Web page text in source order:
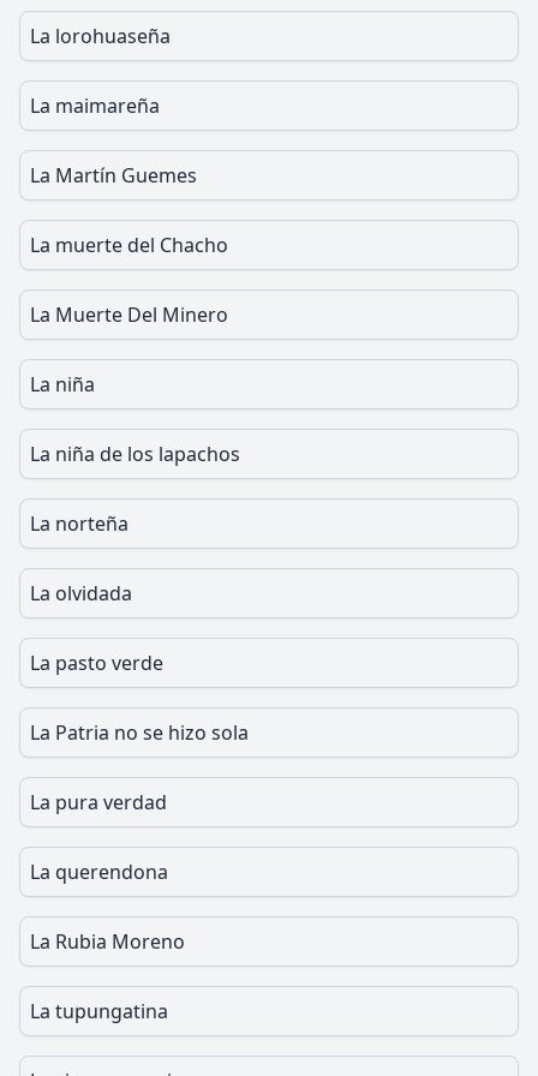
La lorohuaseña
La maimareña
La Martín Guemes
La muerte del Chacho
La Muerte Del Minero
La niña
La niña de los lapachos
La norteña
La olvidada
La pasto verde
La Patria no se hizo sola
La pura verdad
La querendona
La Rubia Moreno
La tupungatina